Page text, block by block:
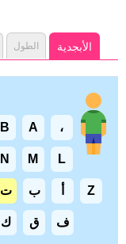
الأبجدية الطول
، A
B
L
M
N
Z ب ت
ف ق ك